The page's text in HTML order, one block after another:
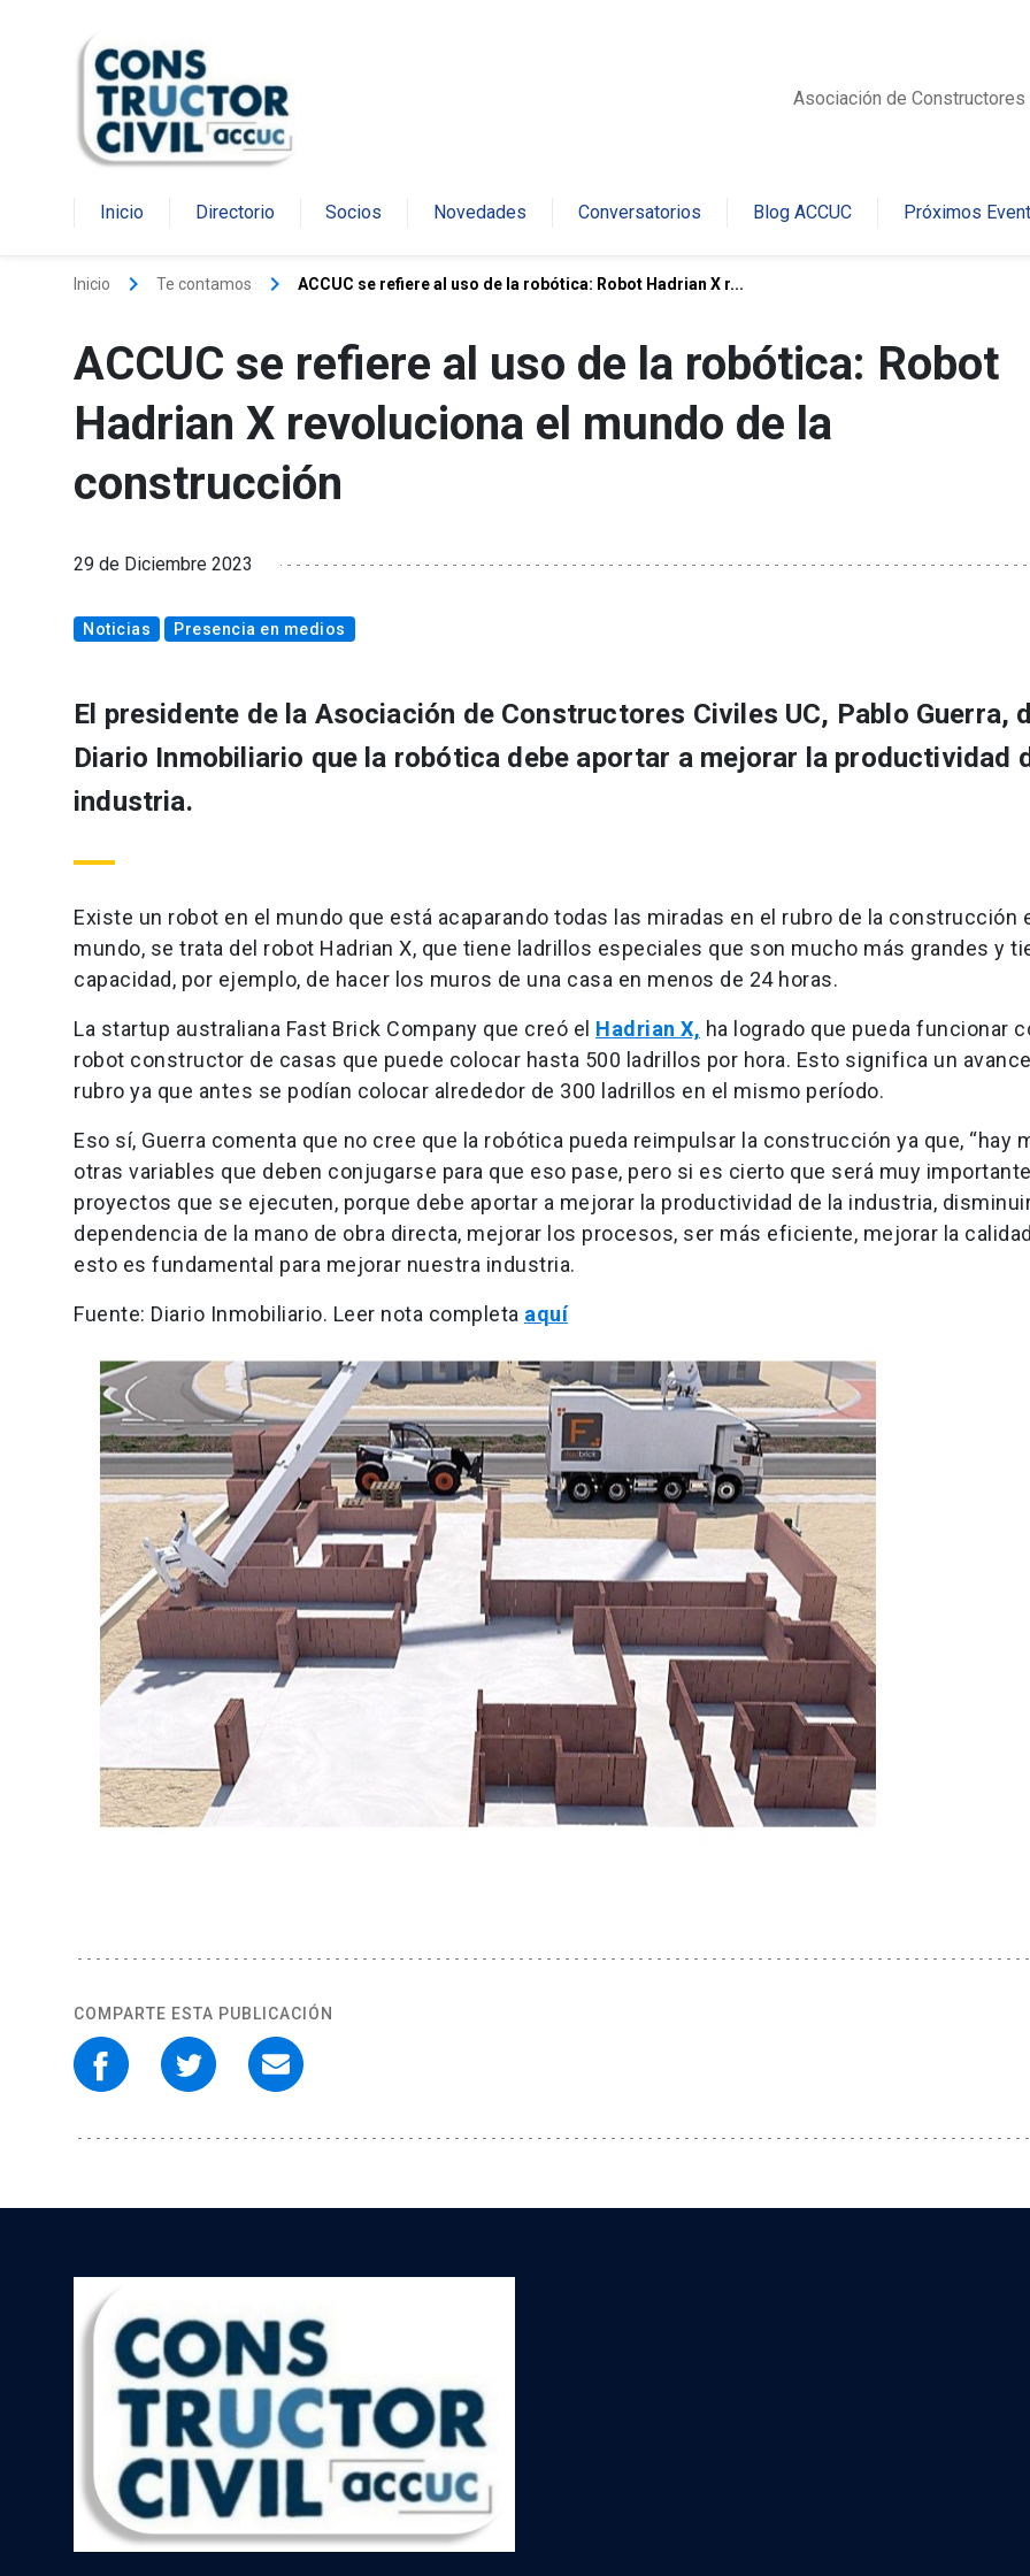
Asociación de Constructores
Inicio Directorio Socios Novedades Conversatorios Blog ACCUC Próximos
Inicio keyboard_arrow_right Te contamos keyboard_arrow_right ACCUC se refiere al uso de la robótica: Robot Hadrian X r...
ACCUC se refiere al uso de la robótica: Robot
Hadrian X revoluciona el mundo de la
construcción
29 de Diciembre 2023
Noticias Presencia en medios
El presidente de la Asociación de Constructores Civiles UC, Pablo Guerra,
Diario Inmobiliario que la robótica debe aportar a mejorar la productividad
industria.
Existe un robot en el mundo que está acaparando todas las miradas en el rubro de la construcción
mundo, se trata del robot Hadrian X, que tiene ladrillos especiales que son mucho más grandes y
capacidad, por ejemplo, de hacer los muros de una casa en menos de 24 horas.
La startup australiana Fast Brick Company que creó el Hadrian X, ha logrado que pueda funcionar
robot constructor de casas que puede colocar hasta 500 ladrillos por hora. Esto significa un avance
rubro ya que antes se podían colocar alrededor de 300 ladrillos en el mismo período.
Eso sí, Guerra comenta que no cree que la robótica pueda reimpulsar la construcción ya que, “hay
otras variables que deben conjugarse para que eso pase, pero si es cierto que será muy
proyectos que se ejecuten, porque debe aportar a mejorar la productividad de la industria,
dependencia de la mano de obra directa, mejorar los procesos, ser más eficiente, mejorar la
esto es fundamental para mejorar nuestra industria.
Fuente: Diario Inmobiliario. Leer nota completa aquí
COMPARTE ESTA PUBLICACIÓN